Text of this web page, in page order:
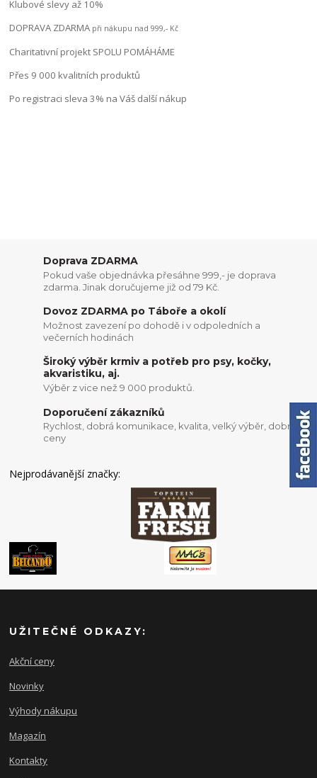
Klubové slevy až 10%
DOPRAVA ZDARMA při nákupu nad 999,- Kč
Charitativní projekt SPOLU POMÁHÁME
Přes 9 000 kvalitních produktů
Po registraci sleva 3% na Váš další nákup
Doprava ZDARMA
Pokud vaše objednávka přesáhne 999,- je doprava
zdarma. Jinak doručujeme již od 79 Kč.
Dovoz ZDARMA po Táboře a okolí
Možnost zavezení po dohodě i v odpoledních a
večerních hodinách
Široký výběr krmiv a potřeb pro psy, kočky,
akvaristiku, aj.
Výběr z vice než 9 000 produktů.
Doporučení zákazníků
Rychlost, dobrá komunikace, kvalita, velký výběr, dobré
ceny
Nejprodávanější značky:
UŽITEČNÉ ODKAZY:
Akční ceny
Novinky
Výhody nákupu
Magazín
Kontakty